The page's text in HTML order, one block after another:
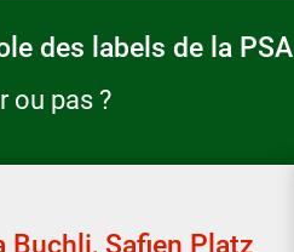
des labels de la PSA
ou pas ?